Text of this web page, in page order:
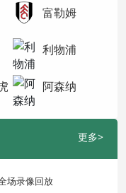
富勒姆
利物浦
阿森纳
更多>
场录像回放